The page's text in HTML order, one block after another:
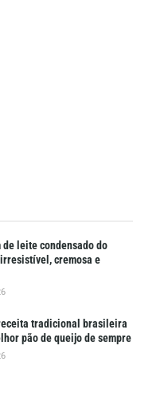
de leite condensado do
cremosa e
tradicional brasileira
pão de queijo de sempre